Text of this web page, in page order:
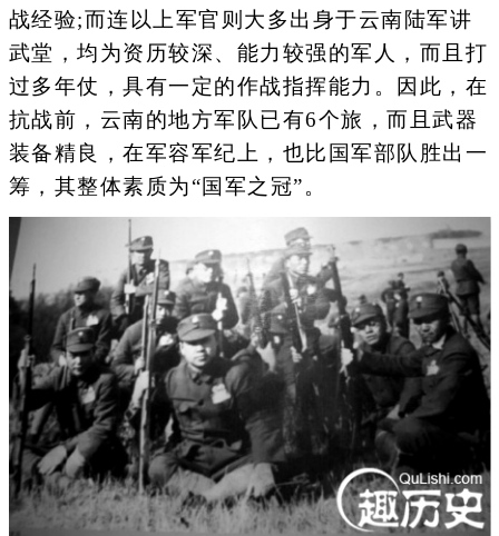
战经验;而连以上军官则大多出身于云南陆军讲
武堂，均为资历较深、能力较强的军人，而且打
过多年仗，具有一定的作战指挥能力。因此，在
抗战前，云南的地方军队已有6个旅，而且武器
装备精良，在军容军纪上，也比国军部队胜出一
筹，其整体素质为“国军之冠”。